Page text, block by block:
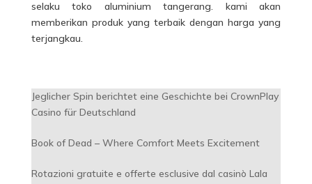
selaku toko aluminium tangerang. kami akan
memberikan produk yang terbaik dengan harga yang
terjangkau.
Jeglicher Spin berichtet eine Geschichte bei CrownPlay
Casino für Deutschland
Book of Dead – Where Comfort Meets Excitement
Rotazioni gratuite e offerte esclusive dal casinò Lala